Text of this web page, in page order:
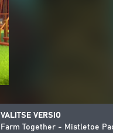
VALITSE VERSIO
Farm Together - Mistletoe